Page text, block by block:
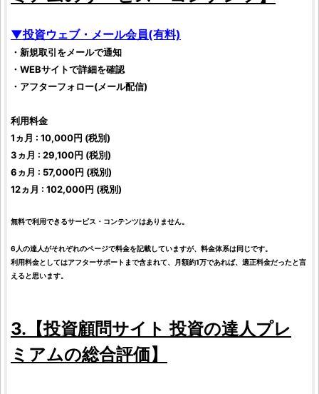
▼投資ウェブ・メール会員(有料)
・新規取引をメールで通知
・WEBサイトで詳細を確認
・アフターフォロー(メール配信)
利用料金
1ヵ月 : 10,000円 (税別)
3ヵ月 : 29,100円 (税別)
6ヵ月 : 57,000円 (税別)
12ヵ月 : 102,000円 (税別)
無料で利用できるサービス・コンテンツはありません。
6人の達人がそれぞれのページで料金を記載していますが、料金体系は同じです。
利用料金としてはアフターサポートまで含まれて、月額約1万であれば、適正料金だったと言
えると思います。
3.【投資顧問サイト 投資の達人プレ
ミアムの総合評価】